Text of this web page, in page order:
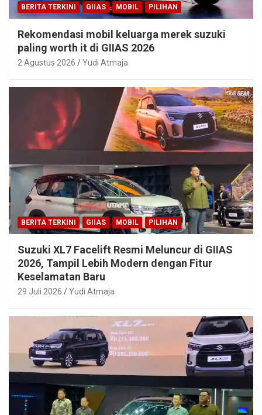
BERITA TERKINI GIIAS MOBIL PILIHAN
Rekomendasi mobil keluarga merek suzuki
paling worth it di GIIAS 2026
2 Agustus 2026 Yudi Atmaja
BERITA TERKINI GIIAS MOBIL PILIHAN
Suzuki XL7 Facelift Resmi Meluncur di GIIAS
2026, Tampil Lebih Modern dengan Fitur
Keselamatan Baru
29 Juli 2026 Yudi Atmaja